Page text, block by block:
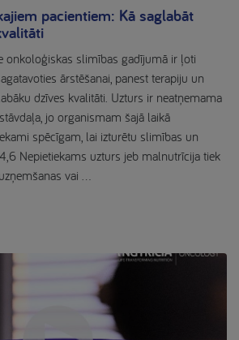
pacientiem: Kā saglabāt
onkoloģiskas slimības gadījumā ir ļoti
ārstēšanai, panest terapiju un
dzīves kvalitāti. Uzturs ir neatņemama
jo organismam šajā laikā
spēcīgam, lai izturētu slimības un
Nepietiekams uzturs jeb malnutrīcija tiek
vai …